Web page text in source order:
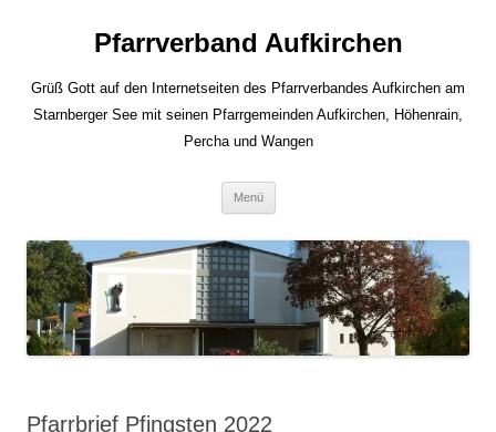
Pfarrverband Aufkirchen
Grüß Gott auf den Internetseiten des Pfarrverbandes Aufkirchen am
Starnberger See mit seinen Pfarrgemeinden Aufkirchen, Höhenrain,
Percha und Wangen
Menü
Pfarrbrief Pfingsten 2022